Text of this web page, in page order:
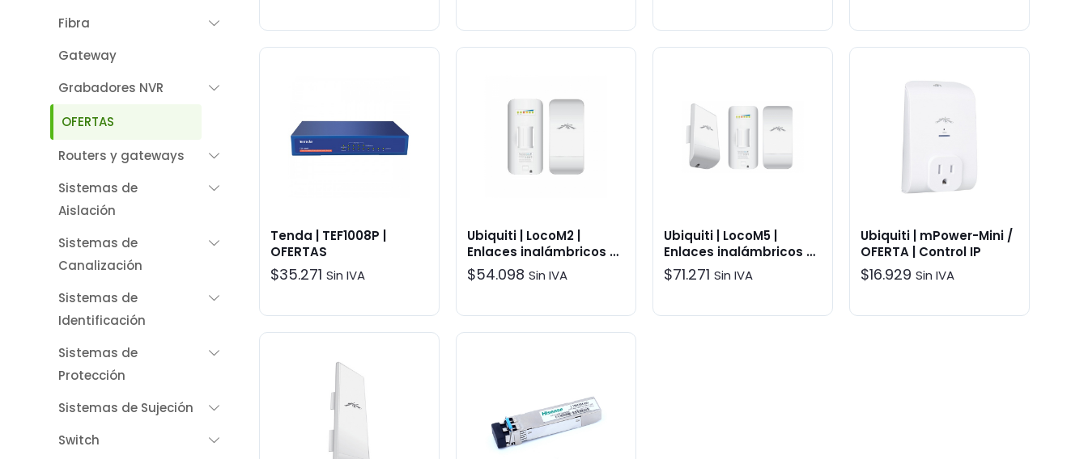
Tenda | TEF1008P |
OFERTAS
$35.271 Sin IVA
Ubiquiti | LocoM2 |
Enlaces inalámbricos >
CPE y estaciones
$54.098 Sin IVA
Ubiquiti | LocoM5 |
Enlaces inalámbricos >
CPE y estaciones
$71.271 Sin IVA
Ubiquiti | mPower-Mini /
OFERTA | Control IP
$16.929 Sin IVA
Fibra
Gateway
Grabadores NVR
OFERTAS
Routers y gateways
Sistemas de
Aislación
Sistemas de
Canalización
Sistemas de
Identificación
Sistemas de
Protección
Sistemas de Sujeción
Switch